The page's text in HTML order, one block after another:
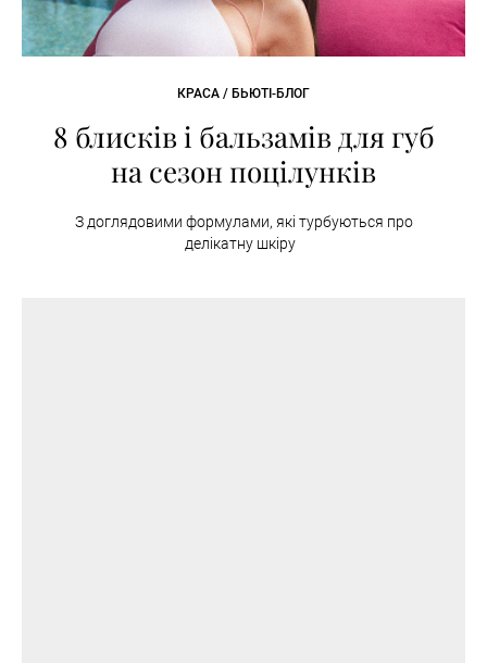
КРАСА / БЬЮТІ-БЛОГ
8 блисків і бальзамів для губ
на сезон поцілунків
З доглядовими формулами, які турбуються про
делікатну шкіру